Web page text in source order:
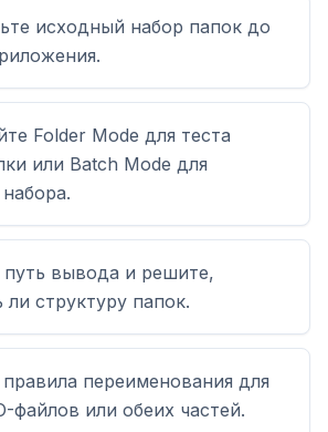
исходный набор папок до
Folder Mode для теста
или Batch Mode для
вывода и решите,
ли структуру папок.
переименования для
файлов или обеих частей.